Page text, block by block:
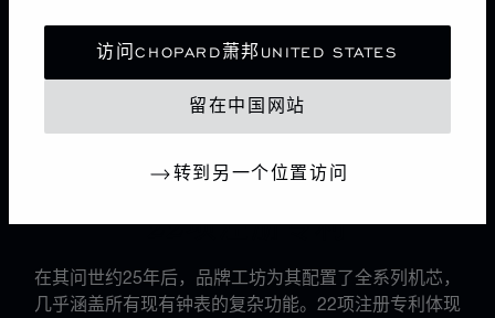
访问CHOPARD萧邦UNITED STATES
留在中国网站
转到另一个位置访问
和L.U.C.奢华腕表系列的诞生。
22项注册专利
在其问世约25年后，品牌工坊为其配置了全系列机芯，
几乎涵盖所有现有钟表的复杂功能。22项注册专利体现